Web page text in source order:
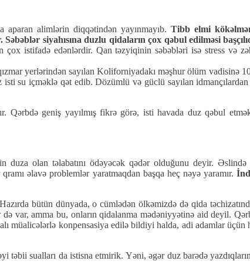
alimlərin diqqətindən yayınmayıb. Tibb elmi
siyahısına duzlu qidaların çox qəbul edilməsi
istifadə edənlərdir. Qan təzyiqinin səbəbləri isə stress və
yerlərindən sayılan Koliforniyadakı məşhur ölüm vadisinə
su içməklə qət edib. Dözümlü və güclü sayılan
geniş yayılmış fikrə görə, isti havada duz qəbul
olan təlabatını ödəyəcək qədər olduğunu deyir.
əlavə problemlər yaratmaqdan başqa heç nəyə yaramır.
bütün dünyada, o cümlədən ölkəmizdə də qida
var, amma bu, onların qidalanma mədəniyyətinə aid deyil.
müalicələrlə konpensasiya edilə bildiyi halda, adi adamlar
təbii sualları da istisna etmirik. Yəni, əgər duz barədə